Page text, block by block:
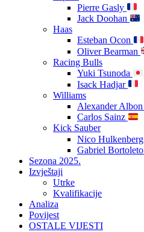
Pierre Gasly
Jack Doohan
Haas
Esteban Ocon
Oliver Bearman
Racing Bulls
Yuki Tsunoda
Isack Hadjar
Williams
Alexander Albon
Carlos Sainz
Kick Sauber
Nico Hulkenberg
Gabriel Bortoleto
Sezona 2025.
Izvještaji
Utrke
Kvalifikacije
Analiza
Povijest
OSTALE VIJESTI